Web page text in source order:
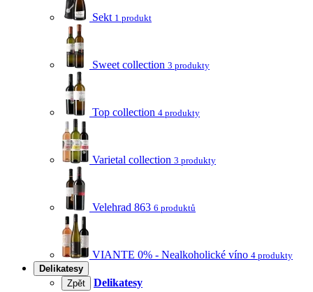
Sekt 1 produkt
Sweet collection 3 produkty
Top collection 4 produkty
Varietal collection 3 produkty
Velehrad 863 6 produktů
VIANTE 0% - Nealkoholické víno 4 produkty
Delikatesy
Zpět
Delikatesy